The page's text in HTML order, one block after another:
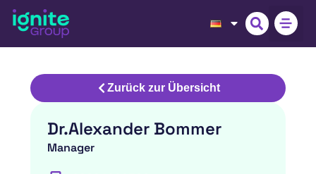
Zurück zur Übersicht
Dr.Alexander Bommer
Manager